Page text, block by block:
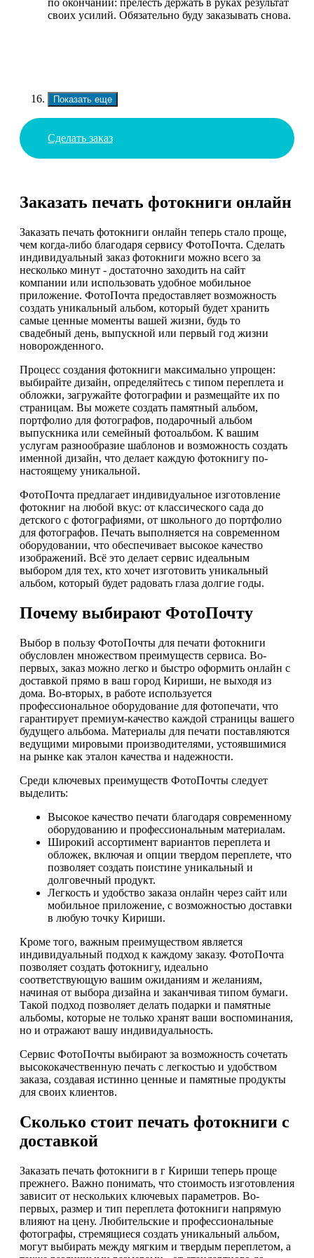
своих усилий. Обязательно буду заказывать снова.
Показать еще
Сделать заказ
Заказать печать фотокниги онлайн
Заказать печать фотокниги онлайн теперь стало проще,
чем когда-либо благодаря сервису ФотоПочта. Сделать
индивидуальный заказ фотокниги можно всего за
несколько минут - достаточно заходить на сайт
компании или использовать удобное мобильное
приложение. ФотоПочта предоставляет возможность
создать уникальный альбом, который будет хранить
самые ценные моменты вашей жизни, будь то
свадебный день, выпускной или первый год жизни
новорожденного.
Процесс создания фотокниги максимально упрощен:
выбирайте дизайн, определяйтесь с типом переплета и
обложки, загружайте фотографии и размещайте их по
страницам. Вы можете создать памятный альбом,
портфолио для фотографов, подарочный альбом
выпускника или семейный фотоальбом. К вашим
услугам разнообразие шаблонов и возможность создать
именной дизайн, что делает каждую фотокнигу по-
настоящему уникальной.
ФотоПочта предлагает индивидуальное изготовление
фотокниг на любой вкус: от классического сада до
детского с фотографиями, от школьного до портфолио
для фотографов. Печать выполняется на современном
оборудовании, что обеспечивает высокое качество
изображений. Всё это делает сервис идеальным
выбором для тех, кто хочет изготовить уникальный
альбом, который будет радовать глаза долгие годы.
Почему выбирают ФотоПочту
Выбор в пользу ФотоПочты для печати фотокниги
обусловлен множеством преимуществ сервиса. Во-
первых, заказ можно легко и быстро оформить онлайн с
доставкой прямо в ваш город Кириши, не выходя из
дома. Во-вторых, в работе используется
профессиональное оборудование для фотопечати, что
гарантирует премиум-качество каждой страницы вашего
будущего альбома. Материалы для печати поставляются
ведущими мировыми производителями, устоявшимися
на рынке как эталон качества и надежности.
Среди ключевых преимуществ ФотоПочты следует
выделить:
Высокое качество печати благодаря современному
оборудованию и профессиональным материалам.
Широкий ассортимент вариантов переплета и
обложек, включая и опции твердом переплете, что
позволяет создать поистине уникальный и
долговечный продукт.
Легкость и удобство заказа онлайн через сайт или
мобильное приложение, с возможностью доставки
в любую точку Кириши.
Кроме того, важным преимуществом является
индивидуальный подход к каждому заказу. ФотоПочта
позволяет создать фотокнигу, идеально
соответствующую вашим ожиданиям и желаниям,
начиная от выбора дизайна и заканчивая типом бумаги.
Такой подход позволяет делать подарки и памятные
альбомы, которые не только хранят ваши воспоминания,
но и отражают вашу индивидуальность.
Сервис ФотоПочты выбирают за возможность сочетать
высококачественную печать с легкостью и удобством
заказа, создавая истинно ценные и памятные продукты
для своих клиентов.
Сколько стоит печать фотокниги с
доставкой
Заказать печать фотокниги в г Кириши теперь проще
прежнего. Важно понимать, что стоимость изготовления
зависит от нескольких ключевых параметров. Во-
первых, размер и тип переплета фотокниги напрямую
влияют на цену. Любительские и профессиональные
фотографы, стремящиеся создать уникальный альбом,
могут выбирать между мягким и твердым переплетом, а